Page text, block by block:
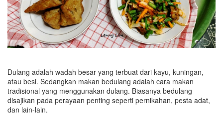
Dulang adalah wadah besar yang terbuat dari kayu, kuningan,
atau besi. Sedangkan makan bedulang adalah cara makan
tradisional yang menggunakan dulang. Biasanya bedulang
disajikan pada perayaan penting seperti pernikahan, pesta adat,
dan lain-lain.